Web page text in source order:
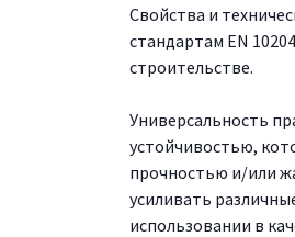
Свойства и
стандартам EN
строительстве.
Универсальность
устойчивостью,
прочностью и/или
усиливать
использовании в